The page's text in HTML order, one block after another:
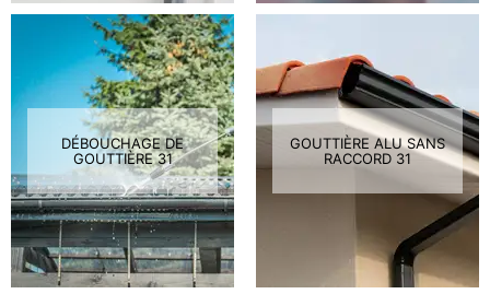
DÉBOUCHAGE DE
GOUTTIÈRE 31
GOUTTIÈRE ALU SANS
RACCORD 31